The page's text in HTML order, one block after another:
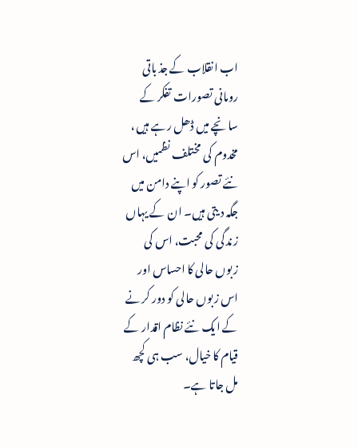
اب انقلاب کے جذباتی
رومانی تصورات تفکر کے
سانچے میں ڈھل رہے ہیں ،
مخدوم کی مختلف نظمیں، اس
نئے تصور کو اپنے دامن میں
جگہ دیتی ہیں۔ ان کے یہاں
زندگی کی محبت، اس کی
زبوں حالی کا احساس اور
اس زبوں حالی کو دور کرنے
کے ایک نئے نظام اقدار کے
قیام کا خیال، سب ہی کچھ
مل جاتا ہے۔